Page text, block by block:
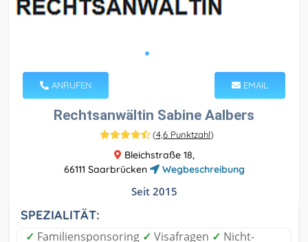
ANRUFEN EMAIL
Rechtsanwältin Sabine Aalbers
(4,6 Punktzahl)
Bleichstraße 18,
66111 Saarbrücken
Wegbeschreibung
Seit 2015
SPEZIALITÄT:
✓ Familiensponsoring ✓ Visafragen ✓ Nicht-